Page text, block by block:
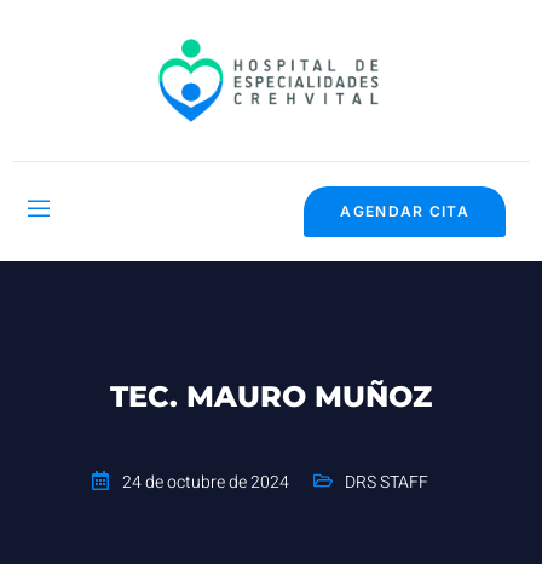
AGENDAR CITA
TEC. MAURO MUÑOZ
24 de octubre de 2024 DRS STAFF